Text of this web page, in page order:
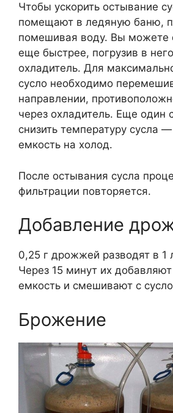
Чтобы ускорить остывание
помещают в ледяную баню,
помешивая воду. Вы можете
еще быстрее, погрузив в
охладитель. Для
сусло необходимо
направлении,
через охладитель. Еще один
снизить температуру сусла
емкость на холод.
После остывания сусла
фильтрации повторяется.
Добавление
0,25 г дрожжей разводят в 1
Через 15 минут их
емкость и смешивают с
Брожение